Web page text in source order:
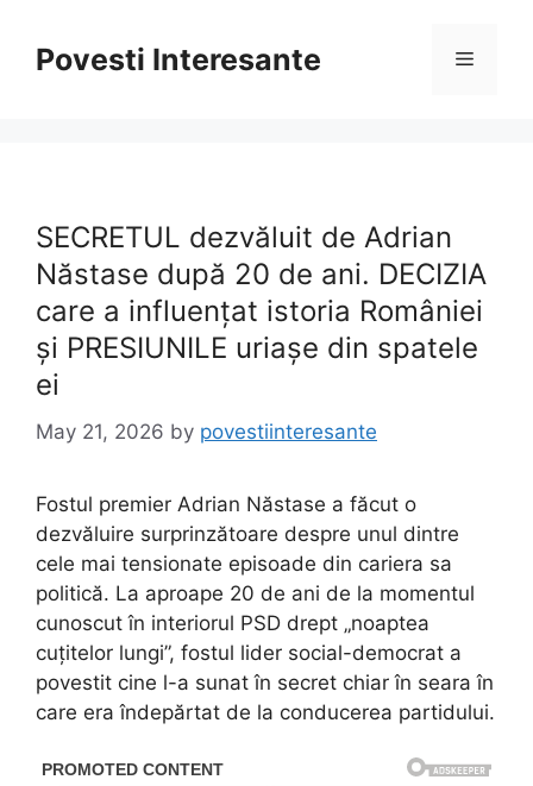
contentPovesti Interesante Menu
SECRETUL dezvăluit de Adrian
Năstase după 20 de ani. DECIZIA
care a influențat istoria României
și PRESIUNILE uriașe din spatele
ei
May 21, 2026 by povestiinteresante
Fostul premier Adrian Năstase a făcut o
dezvăluire surprinzătoare despre unul dintre
cele mai tensionate episoade din cariera sa
politică. La aproape 20 de ani de la momentul
cunoscut în interiorul PSD drept „noaptea
cuțitelor lungi”, fostul lider social-democrat a
povestit cine l-a sunat în secret chiar în seara în
care era îndepărtat de la conducerea partidului.